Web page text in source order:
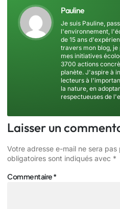
Pauline
Je suis Pauline,
l'environnement,
de 15 ans
travers mon blog,
mes initiatives
3700 actions
planète. J'aspire à
lecteurs à
la nature, en
respectueuses de
Laisser un
Votre adresse e-mail ne sera pas
obligatoires sont indiqués avec *
Commentaire*